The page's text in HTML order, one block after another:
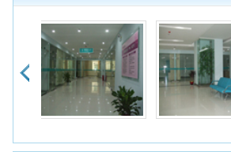
我妈
也好
我是
朋友